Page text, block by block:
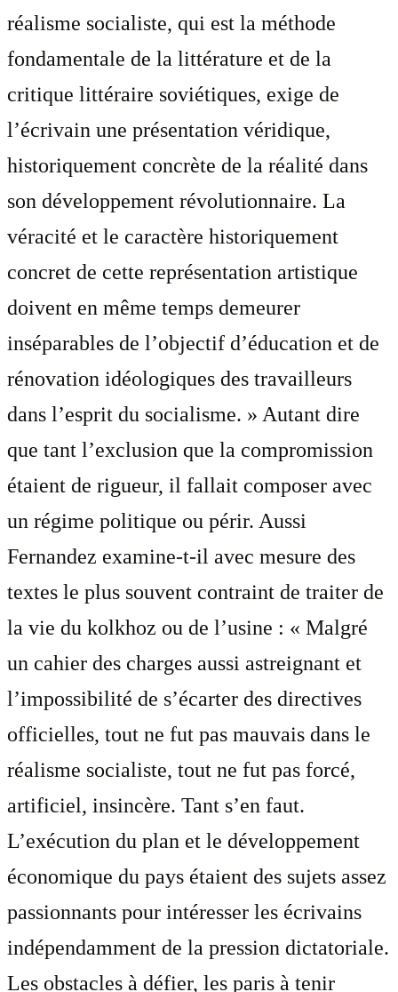
réalisme socialiste, qui est la méthode
fondamentale de la littérature et de la
critique littéraire soviétiques, exige de
l’écrivain une présentation véridique,
historiquement concrète de la réalité dans
son développement révolutionnaire. La
véracité et le caractère historiquement
concret de cette représentation artistique
doivent en même temps demeurer
inséparables de l’objectif d’éducation et de
rénovation idéologiques des travailleurs
dans l’esprit du socialisme. » Autant dire
que tant l’exclusion que la compromission
étaient de rigueur, il fallait composer avec
un régime politique ou périr. Aussi
Fernandez examine-t-il avec mesure des
textes le plus souvent contraint de traiter de
la vie du kolkhoz ou de l’usine : « Malgré
un cahier des charges aussi astreignant et
l’impossibilité de s’écarter des directives
officielles, tout ne fut pas mauvais dans le
réalisme socialiste, tout ne fut pas forcé,
artificiel, insincère. Tant s’en faut.
L’exécution du plan et le développement
économique du pays étaient des sujets assez
passionnants pour intéresser les écrivains
indépendamment de la pression dictatoriale.
Les obstacles à défier, les paris à tenir